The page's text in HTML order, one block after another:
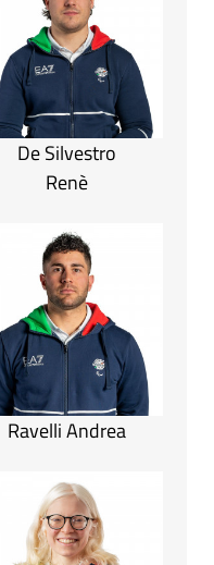
De Silvestro
Renè
Ravelli Andrea